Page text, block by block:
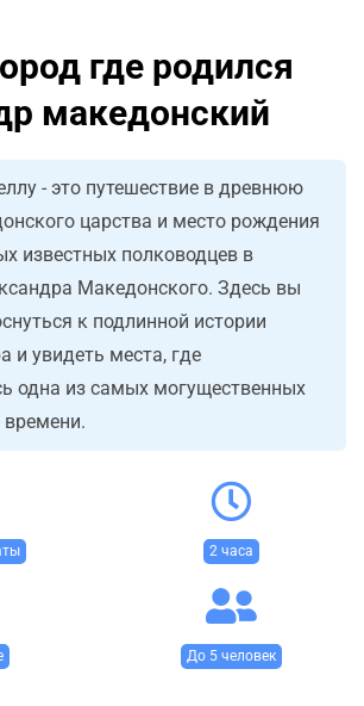
где родился
македонский
- это путешествие в древнюю
царства и место рождения
известных полководцев в
Македонского. Здесь вы
к подлинной истории
и увидеть места, где
одна из самых могущественных
2 часа
До 5 человек